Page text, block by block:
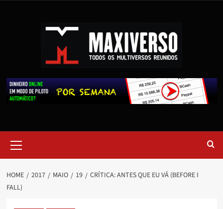
HOME 2017 MAIO 19
CRÍTICA: ANTES QUE EU VÁ (BEFORE I
FALL)